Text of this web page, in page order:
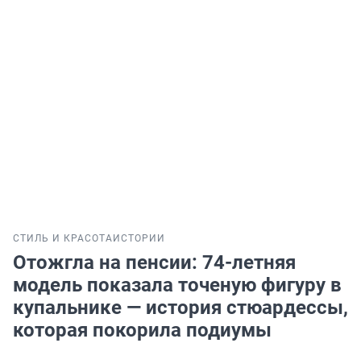
СТИЛЬ И КРАСОТА ИСТОРИИ
Отожгла на пенсии: 74-летняя
модель показала точеную фигуру в
купальнике — история стюардессы,
которая покорила подиумы